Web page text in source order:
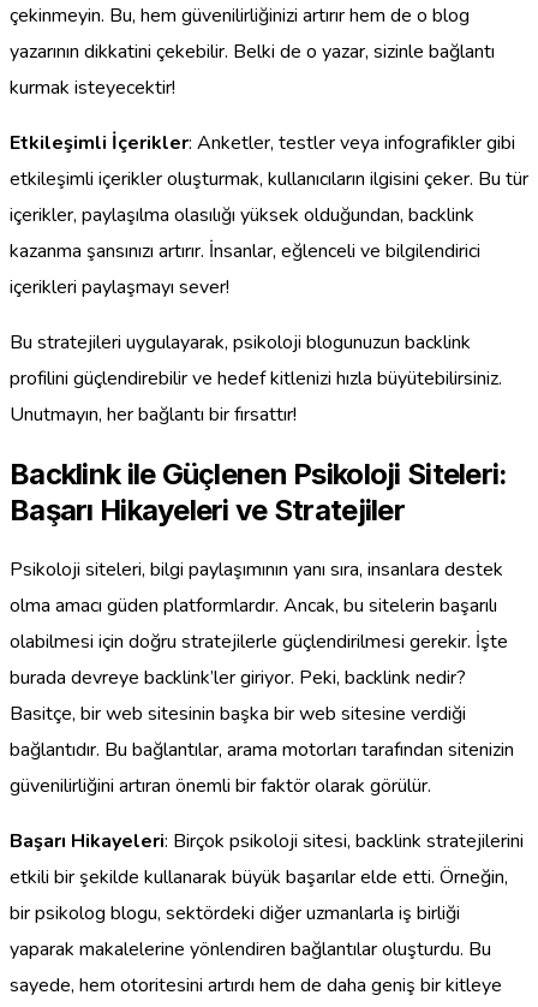
çekinmeyin. Bu, hem güvenilirliğinizi artırır hem de o blog
yazarının dikkatini çekebilir. Belki de o yazar, sizinle bağlantı
kurmak isteyecektir!
Etkileşimli İçerikler: Anketler, testler veya infografikler gibi
etkileşimli içerikler oluşturmak, kullanıcıların ilgisini çeker. Bu tür
içerikler, paylaşılma olasılığı yüksek olduğundan, backlink
kazanma şansınızı artırır. İnsanlar, eğlenceli ve bilgilendirici
içerikleri paylaşmayı sever!
Bu stratejileri uygulayarak, psikoloji blogunuzun backlink
profilini güçlendirebilir ve hedef kitlenizi hızla büyütebilirsiniz.
Unutmayın, her bağlantı bir fırsattır!
Backlink ile Güçlenen Psikoloji Siteleri:
Başarı Hikayeleri ve Stratejiler
Psikoloji siteleri, bilgi paylaşımının yanı sıra, insanlara destek
olma amacı güden platformlardır. Ancak, bu sitelerin başarılı
olabilmesi için doğru stratejilerle güçlendirilmesi gerekir. İşte
burada devreye backlink’ler giriyor. Peki, backlink nedir?
Basitçe, bir web sitesinin başka bir web sitesine verdiği
bağlantıdır. Bu bağlantılar, arama motorları tarafından sitenizin
güvenilirliğini artıran önemli bir faktör olarak görülür.
Başarı Hikayeleri: Birçok psikoloji sitesi, backlink stratejilerini
etkili bir şekilde kullanarak büyük başarılar elde etti. Örneğin,
bir psikolog blogu, sektördeki diğer uzmanlarla iş birliği
yaparak makalelerine yönlendiren bağlantılar oluşturdu. Bu
sayede, hem otoritesini artırdı hem de daha geniş bir kitleye